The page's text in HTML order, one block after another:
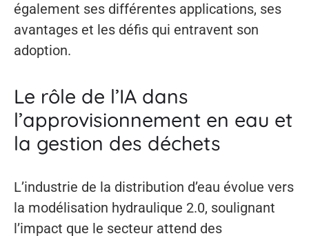
également ses différentes applications, ses
avantages et les défis qui entravent son
adoption.
Le rôle de l’IA dans
l’approvisionnement en eau et
la gestion des déchets
L’industrie de la distribution d’eau évolue vers
la modélisation hydraulique 2.0, soulignant
l’impact que le secteur attend des